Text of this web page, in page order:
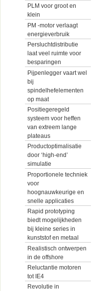
PLM voor groot en
klein
PM -motor verlaagt
energieverbruik
Persluchtdistributie
laat veel ruimte voor
besparingen
Pijpenlegger vaart wel
bij
spindelhefelementen
op maat
Positiegeregeld
systeem voor heffen
van extreem lange
plateaus
Productoptimalisatie
door ‘high-end’
simulatie
Proportionele techniek
voor
hoognauwkeurige en
snelle applicaties
Rapid prototyping
biedt mogelijkheden
bij kleine series in
kunststof en metaal
Realistisch ontwerpen
in de offshore
Reluctantie motoren
tot IE4
Revolutie in